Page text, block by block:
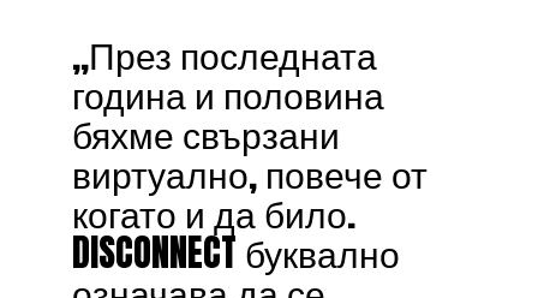
„През последната
година и половина
бяхме свързани
виртуално, повече от
когато и да било.
DISCONNECT буквално